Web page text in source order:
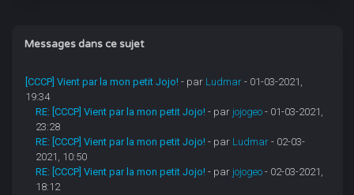
Messages dans ce sujet
[CCCP] Vient par la mon petit Jojo! - par Ludmar - 01-03-2021,
19:34
RE: [CCCP] Vient par la mon petit Jojo! - par jojogeo - 01-03-2021,
23:28
RE: [CCCP] Vient par la mon petit Jojo! - par Ludmar - 02-03-
2021, 10:50
RE: [CCCP] Vient par la mon petit Jojo! - par jojogeo - 02-03-2021,
18:12